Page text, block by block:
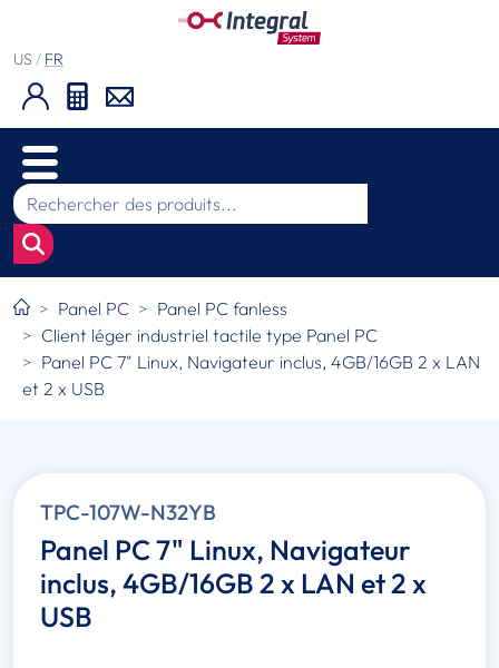
US / FR
Panel PC
Panel PC fanless
Client léger industriel tactile type Panel PC
Panel PC 7" Linux, Navigateur inclus, 4GB/16GB 2 x LAN
et 2 x USB
TPC-107W-N32YB
Panel PC 7" Linux, Navigateur
inclus, 4GB/16GB 2 x LAN et 2 x
USB